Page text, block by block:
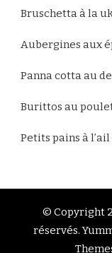
Bruschetta à la
Aubergines aux
Panna cotta au
Burittos au
Petits pains à
© Copyright
réservés.